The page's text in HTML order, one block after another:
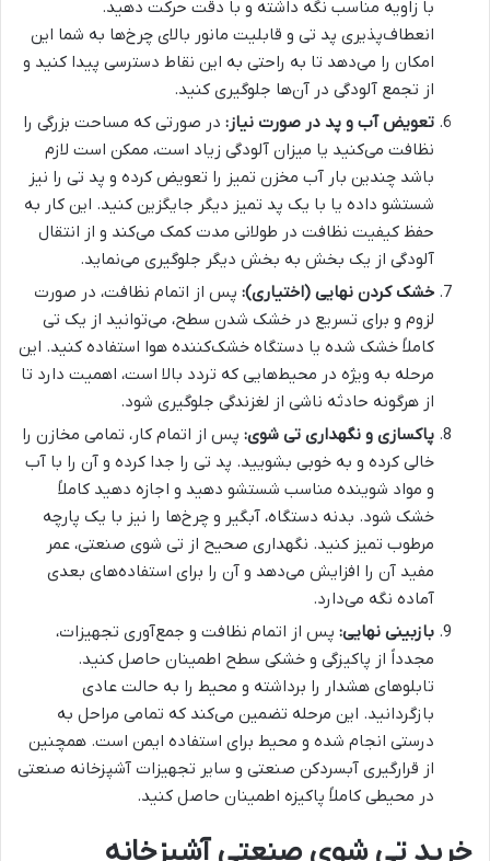
با زاویه مناسب نگه داشته و با دقت حرکت دهید.
انعطاف‌پذیری پد تی و قابلیت مانور بالای چرخ‌ها به شما این
امکان را می‌دهد تا به راحتی به این نقاط دسترسی پیدا کنید و
از تجمع آلودگی در آن‌ها جلوگیری کنید.
تعویض آب و پد در صورت نیاز: در صورتی که مساحت بزرگی را
نظافت می‌کنید یا میزان آلودگی زیاد است، ممکن است لازم
باشد چندین بار آب مخزن تمیز را تعویض کرده و پد تی را نیز
شستشو داده یا با یک پد تمیز دیگر جایگزین کنید. این کار به
حفظ کیفیت نظافت در طولانی مدت کمک می‌کند و از انتقال
آلودگی از یک بخش به بخش دیگر جلوگیری می‌نماید.
خشک کردن نهایی (اختیاری): پس از اتمام نظافت، در صورت
لزوم و برای تسریع در خشک شدن سطح، می‌توانید از یک تی
کاملاً خشک شده یا دستگاه خشک‌کننده هوا استفاده کنید. این
مرحله به ویژه در محیط‌هایی که تردد بالا است، اهمیت دارد تا
از هرگونه حادثه ناشی از لغزندگی جلوگیری شود.
پاکسازی و نگهداری تی شوی: پس از اتمام کار، تمامی مخازن را
خالی کرده و به خوبی بشویید. پد تی را جدا کرده و آن را با آب
و مواد شوینده مناسب شستشو دهید و اجازه دهید کاملاً
خشک شود. بدنه دستگاه، آبگیر و چرخ‌ها را نیز با یک پارچه
مرطوب تمیز کنید. نگهداری صحیح از تی شوی صنعتی، عمر
مفید آن را افزایش می‌دهد و آن را برای استفاده‌های بعدی
آماده نگه می‌دارد.
بازبینی نهایی: پس از اتمام نظافت و جمع‌آوری تجهیزات،
مجدداً از پاکیزگی و خشکی سطح اطمینان حاصل کنید.
تابلوهای هشدار را برداشته و محیط را به حالت عادی
بازگردانید. این مرحله تضمین می‌کند که تمامی مراحل به
درستی انجام شده و محیط برای استفاده ایمن است. همچنین
از قرارگیری آبسردکن صنعتی و سایر تجهیزات آشپزخانه صنعتی
در محیطی کاملاً پاکیزه اطمینان حاصل کنید.
خرید تی شوی صنعتی آشپزخانه